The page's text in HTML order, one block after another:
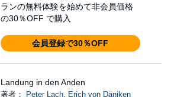
ランの無料体験を始めて非会員価格
の30％OFF で購入
会員登録で30％OFF
Landung in den Anden
著者： Peter Lach, Erich von Däniken